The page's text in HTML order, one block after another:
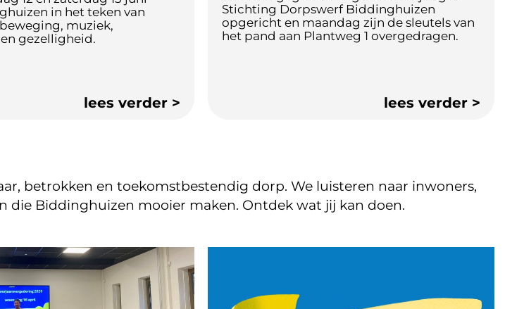
in het teken van
muziek,
gezelligheid.
Stichting Dorpswerf Biddinghuizen
opgericht en maandag zijn de sleutels van
het pand aan Plantweg 1 overgedragen.
betrokken en toekomstbestendig dorp. We luisteren naar inwoners,
die Biddinghuizen mooier maken. Ontdek wat jij kan doen.